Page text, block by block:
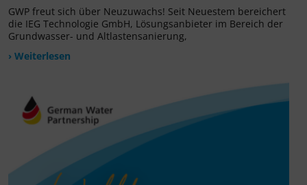
GWP freut sich über Neuzuwachs! Seit Neuestem bereichert
die IEG Technologie GmbH, Lösungsanbieter im Bereich der
Grundwasser- und Altlastensanierung,
› Weiterlesen